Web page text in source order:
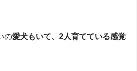
の愛犬もいて、2人育てている感覚